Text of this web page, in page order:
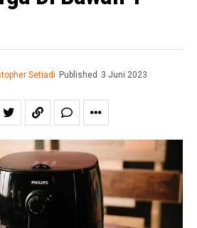
Setiadi Published 3 Juni 2023